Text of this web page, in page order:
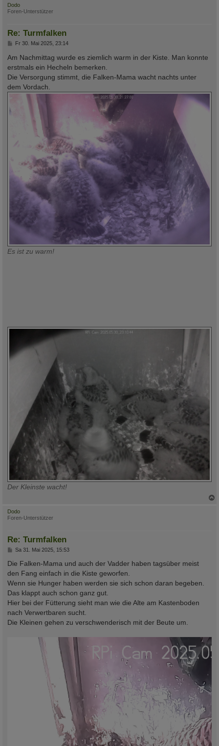
Dodo
Foren-Unterstützer
Re: Turmfalken
B
i
r
a
g
Fr 30. Mai 2025, 23:14
Am Nachmittag wurde es ziemlich warm in der Kiste. Man konnte
erstmals ein Hecheln bemerken.
Die Versorgung stimmt, die Falken-Mama wacht nachts unter
dem Vordach.
Es ist zu warm!
Der Kleinste wacht!
Dodo
Foren-Unterstützer
Re: Turmfalken
B
i
r
a
g
Sa 31. Mai 2025, 15:53
Die Falken-Mama und auch der Vadder haben tagsüber meist
den Fang einfach in die Kiste geworfen.
Wenn sie Hunger haben werden sie sich schon daran begeben.
Das klappt auch schon ganz gut.
Hier bei der Fütterung sieht man wie die Alte am Kastenboden
nach Verwertbaren sucht.
Die Kleinen gehen zu verschwenderisch mit der Beute um.